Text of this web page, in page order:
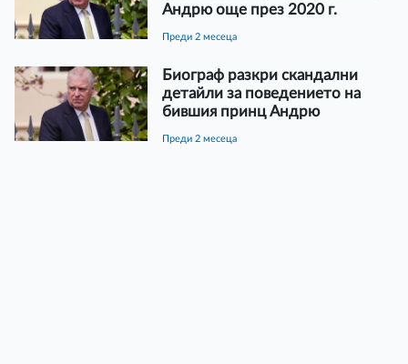
Андрю още през 2020 г.
преди 2 месеца
Биограф разкри скандални
детайли за поведението на
бившия принц Андрю
преди 2 месеца